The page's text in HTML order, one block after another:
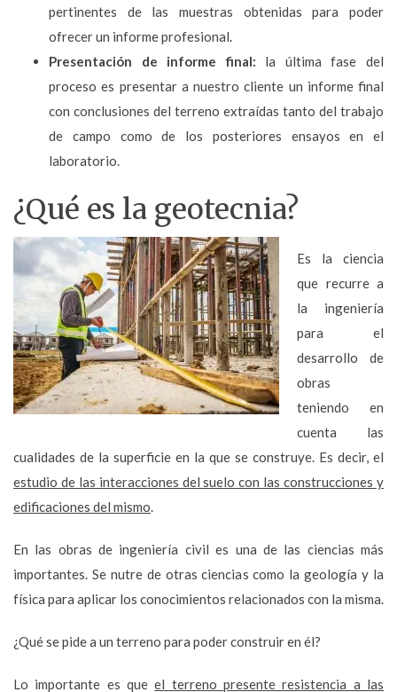
pertinentes de las muestras obtenidas para poder
ofrecer un informe profesional.
Presentación de informe final: la última fase del
proceso es presentar a nuestro cliente un informe final
con conclusiones del terreno extraídas tanto del trabajo
de campo como de los posteriores ensayos en el
laboratorio.
¿Qué es la geotecnia?
Es la ciencia
que recurre a
la ingeniería
para el
desarrollo de
obras
teniendo en
cuenta las
cualidades de la superficie en la que se construye. Es decir, el
estudio de las interacciones del suelo con las construcciones y
edificaciones del mismo.
En las obras de ingeniería civil es una de las ciencias más
importantes. Se nutre de otras ciencias como la geología y la
física para aplicar los conocimientos relacionados con la misma.
¿Qué se pide a un terreno para poder construir en él?
Lo importante es queel terreno presente resistencia a las